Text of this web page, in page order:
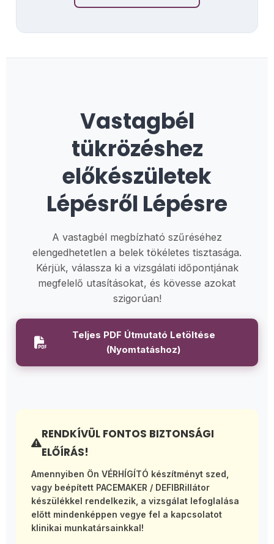
Vastagbél
tükrözéshez
előkészületek
Lépésről Lépésre
A vastagbél megbízható szűréséhez
elengedhetetlen a belek tökéletes tisztasága.
Kérjük, válassza ki a vizsgálati időpontjának
megfelelő utasításokat, és kövesse azokat
szigorúan!
Teljes PDF Útmutató Letöltése
(Nyomtatáshoz)
RENDKÍVÜL FONTOS BIZTONSÁGI
ELŐÍRÁS!
Amennyiben Ön VÉRHÍGÍTÓ készítményt szed,
vagy beépített PACEMAKER / DEFIBRillátor
készülékkel rendelkezik, a vizsgálat lefoglalása
előtt mindenképpen vegye fel a kapcsolatot
klinikai munkatársainkkal!